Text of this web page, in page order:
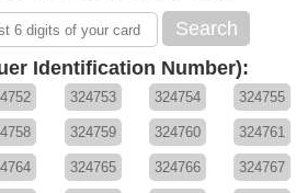
Search
Identification Number):
324753 324754 324755
324759 324760 324761
324765 324766 324767